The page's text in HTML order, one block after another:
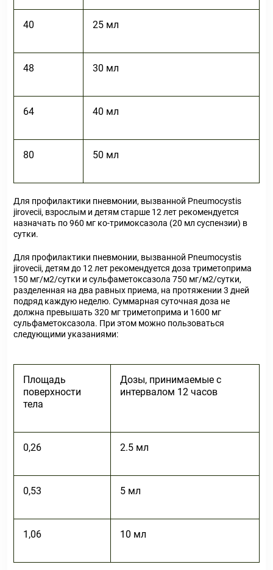
40 25 мл
48 30 мл
64 40 мл
80 50 мл
Для профилактики пневмонии, вызванной Pneumocystis
jirovecii, взрослым и детям старше 12 лет рекомендуется
назначать по 960 мг ко-тримоксазола (20 мл суспензии) в
сутки.
Для профилактики пневмонии, вызванной Pneumocystis
jirovecii, детям до 12 лет рекомендуется доза триметоприма
150 мг/м2/сутки и сульфаметоксазола 750 мг/м2/сутки,
разделенная на два равных приема, на протяжении 3 дней
подряд каждую неделю. Суммарная суточная доза не
должна превышать 320 мг триметоприма и 1600 мг
сульфаметоксазола. При этом можно пользоваться
следующими указаниями:
Площадь
поверхности
тела
Дозы, принимаемые с
интервалом 12 часов
0,26 2.5 мл
0,53 5 мл
1,06 10 мл